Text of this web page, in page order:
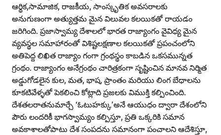
ఆర్థిక,సామాజిక, రాజకీయ, సాంస్కృతిక అవసరాలకు
అనుగుణంగా అత్యుత్తమ మైన విలువల కలయికతో రాయడం
జరిగింది. ప్రజాస్వామ్య దేశాలలో భారత రాజ్యాంగం వైవిధ్య మైన
వ్యవస్థల సమాహారంతో విశిష్టలక్షణాల కలయికతో ప్రపంచంలోని
అతిపెద్ద లిఖిత రాజ్యాం గంగా గ్రంథస్థం కాబడిన ఒకసమున్నత
గ్రంథం. రాజ్యాంగం అనేగ్రంథం చారిత్రకంగా సృష్టించిన మానవ నిర్మిత
అడ్డుగోడలైన కుల, మత, భాష, ప్రాంతం మరియు లింగ బేధాలను
కూకటివేళ్ళతో పెకలించి కోట్లాది ప్రజలకు విముక్తి కల్పించింది.
దేశతలరాతనుమార్చే ‘ఓటుహక్కు’అనే ఆయుధం ద్వారా దేశంలోని
పౌరు లందరికీ భాగస్వామ్యం కల్పిస్తూ, ప్రతి ఒక్కరికి సమాన
అవకాశాలతోపాటు దేశ సంపదను సమానంగా పంచాలని ఆదేశిస్తూ,